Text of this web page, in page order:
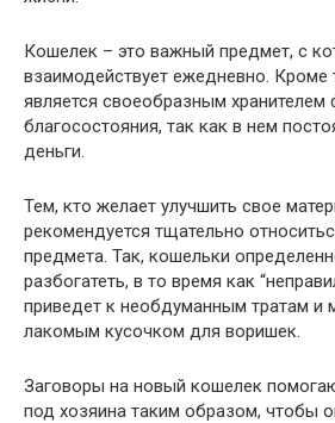
Кошелек – это важный предмет, с
взаимодействует ежедневно. Кроме
является своеобразным хранителем
благосостояния, так как в нем
деньги.
Тем, кто желает улучшить свое
рекомендуется тщательно
предмета. Так, кошельки
разбогатеть, в то время как
приведет к необдуманным тратам и
лакомым кусочком для воришек.
Заговоры на новый кошелек
под хозяина таким образом, чтобы